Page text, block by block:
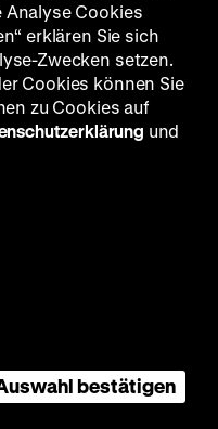
Analyse Cookies
erklären Sie sich
Zwecken setzen.
Cookies können Sie
zu Cookies auf
und
bestätigen